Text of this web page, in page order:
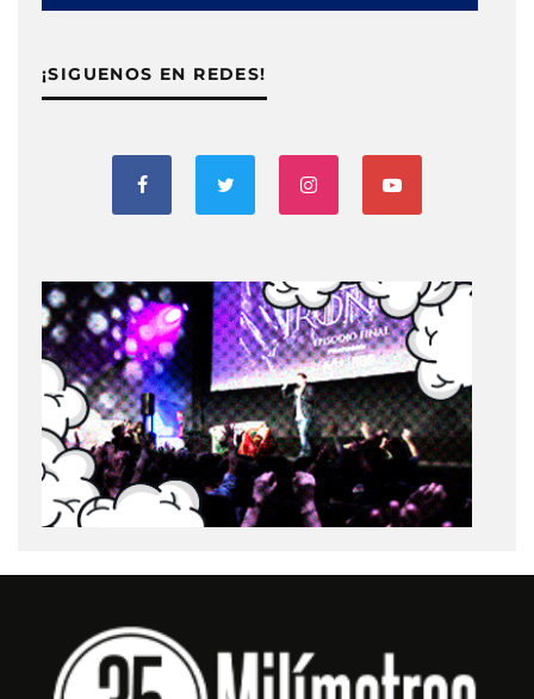
¡SIGUENOS EN REDES!